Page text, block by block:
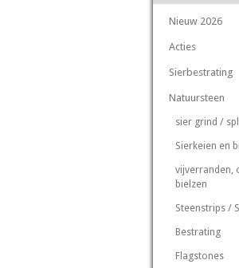
Nieuw 2026
Acties
Sierbestrating
Natuursteen
sier grind /
Sierkeien en
vijverranden,
bielzen
Steenstrips /
Bestrating
Flagstones